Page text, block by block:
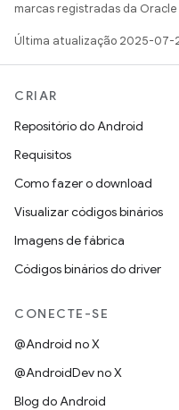
marcas registradas da Oracle
Última atualização 2025-07-
CRIAR
Repositório do Android
Requisitos
Como fazer o download
Visualizar códigos binários
Imagens de fábrica
Códigos binários do driver
CONECTE-SE
@Android no X
@AndroidDev no X
Blog do Android